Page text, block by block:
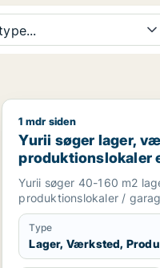
eller
Yurii søger lager,
1 mdr siden
Yurii søger lager,
produktionslokaler
Region Sjælland
Yurii søger 40-160 m2
produktionslokaler /
Type
Lager, Værksted,